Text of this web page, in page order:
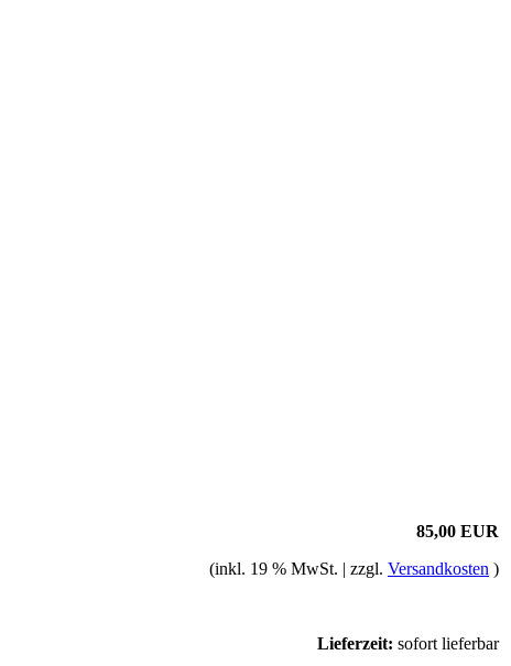
85,00 EUR
(inkl. 19 % MwSt. | zzgl. Versandkosten )
Lieferzeit: sofort lieferbar